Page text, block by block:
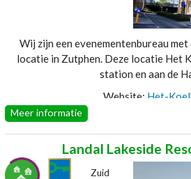
monoverpakking reduceren
gastvrijheid en hygiëne - Aanschaf
(1-4-2017) - Afvalscheiding papier
Website:
Van-der-Valk-Hotel-
Wij zijn een evenementenbureau
locatie in Zutphen. Deze locatie Het
station en aan de
Website: Het-
Meer informatie
Landal Lakeside
Zuid